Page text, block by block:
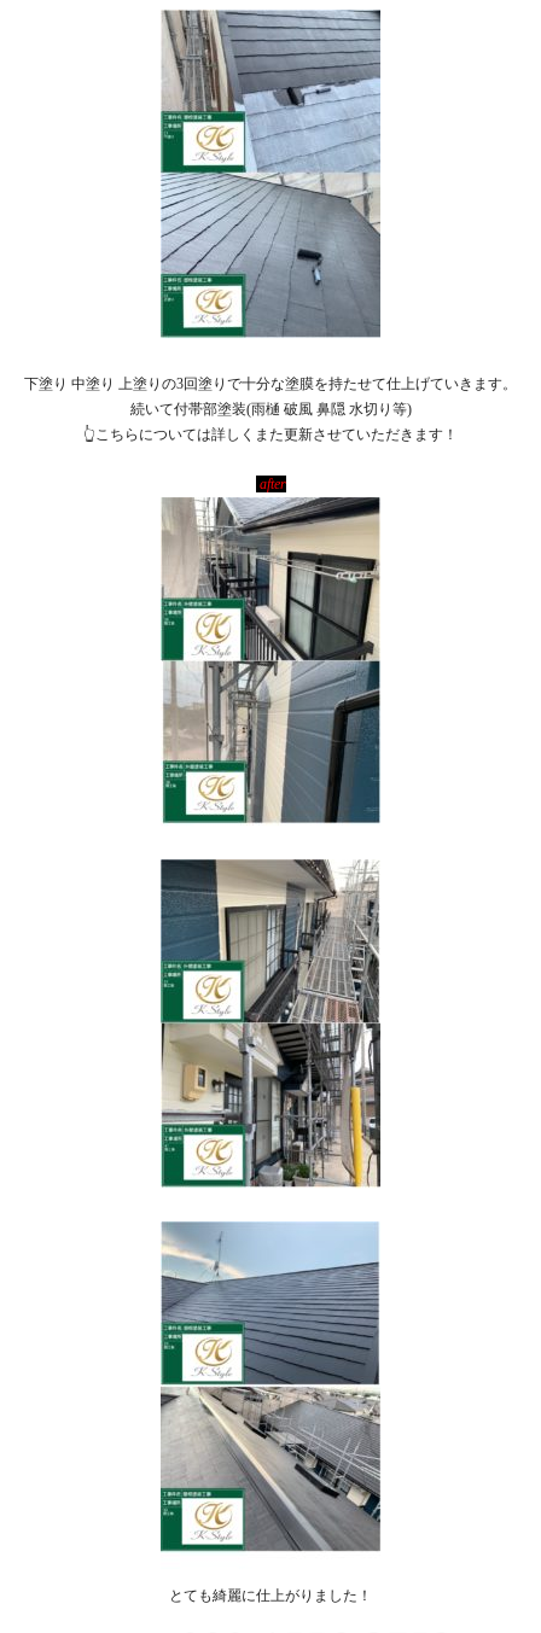
下塗り 中塗り 上塗りの3回塗りで十分な塗膜を持たせて仕上げていきます。
続いて付帯部塗装(雨樋 破風 鼻隠 水切り等)
👆こちらについては詳しくまた更新させていただきます！
after
とても綺麗に仕上がりました！